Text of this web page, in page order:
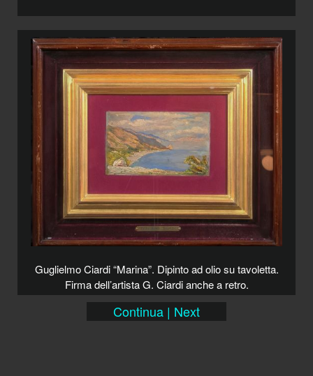
Guglielmo Ciardi “Marina”. Dipinto ad olio su tavoletta.
Firma dell’artista G. Ciardi anche a retro.
Continua | Next